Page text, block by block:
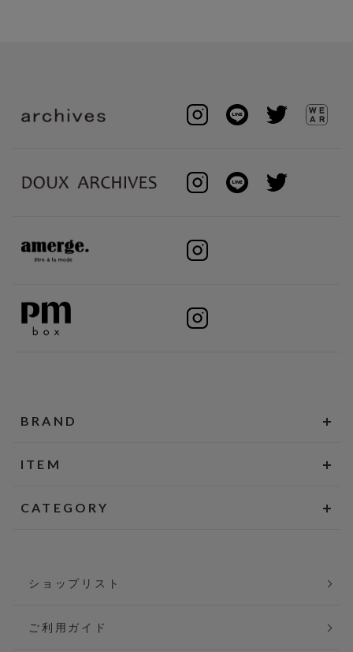
BRAND
ITEM
CATEGORY
ショップリスト
ご利用ガイド